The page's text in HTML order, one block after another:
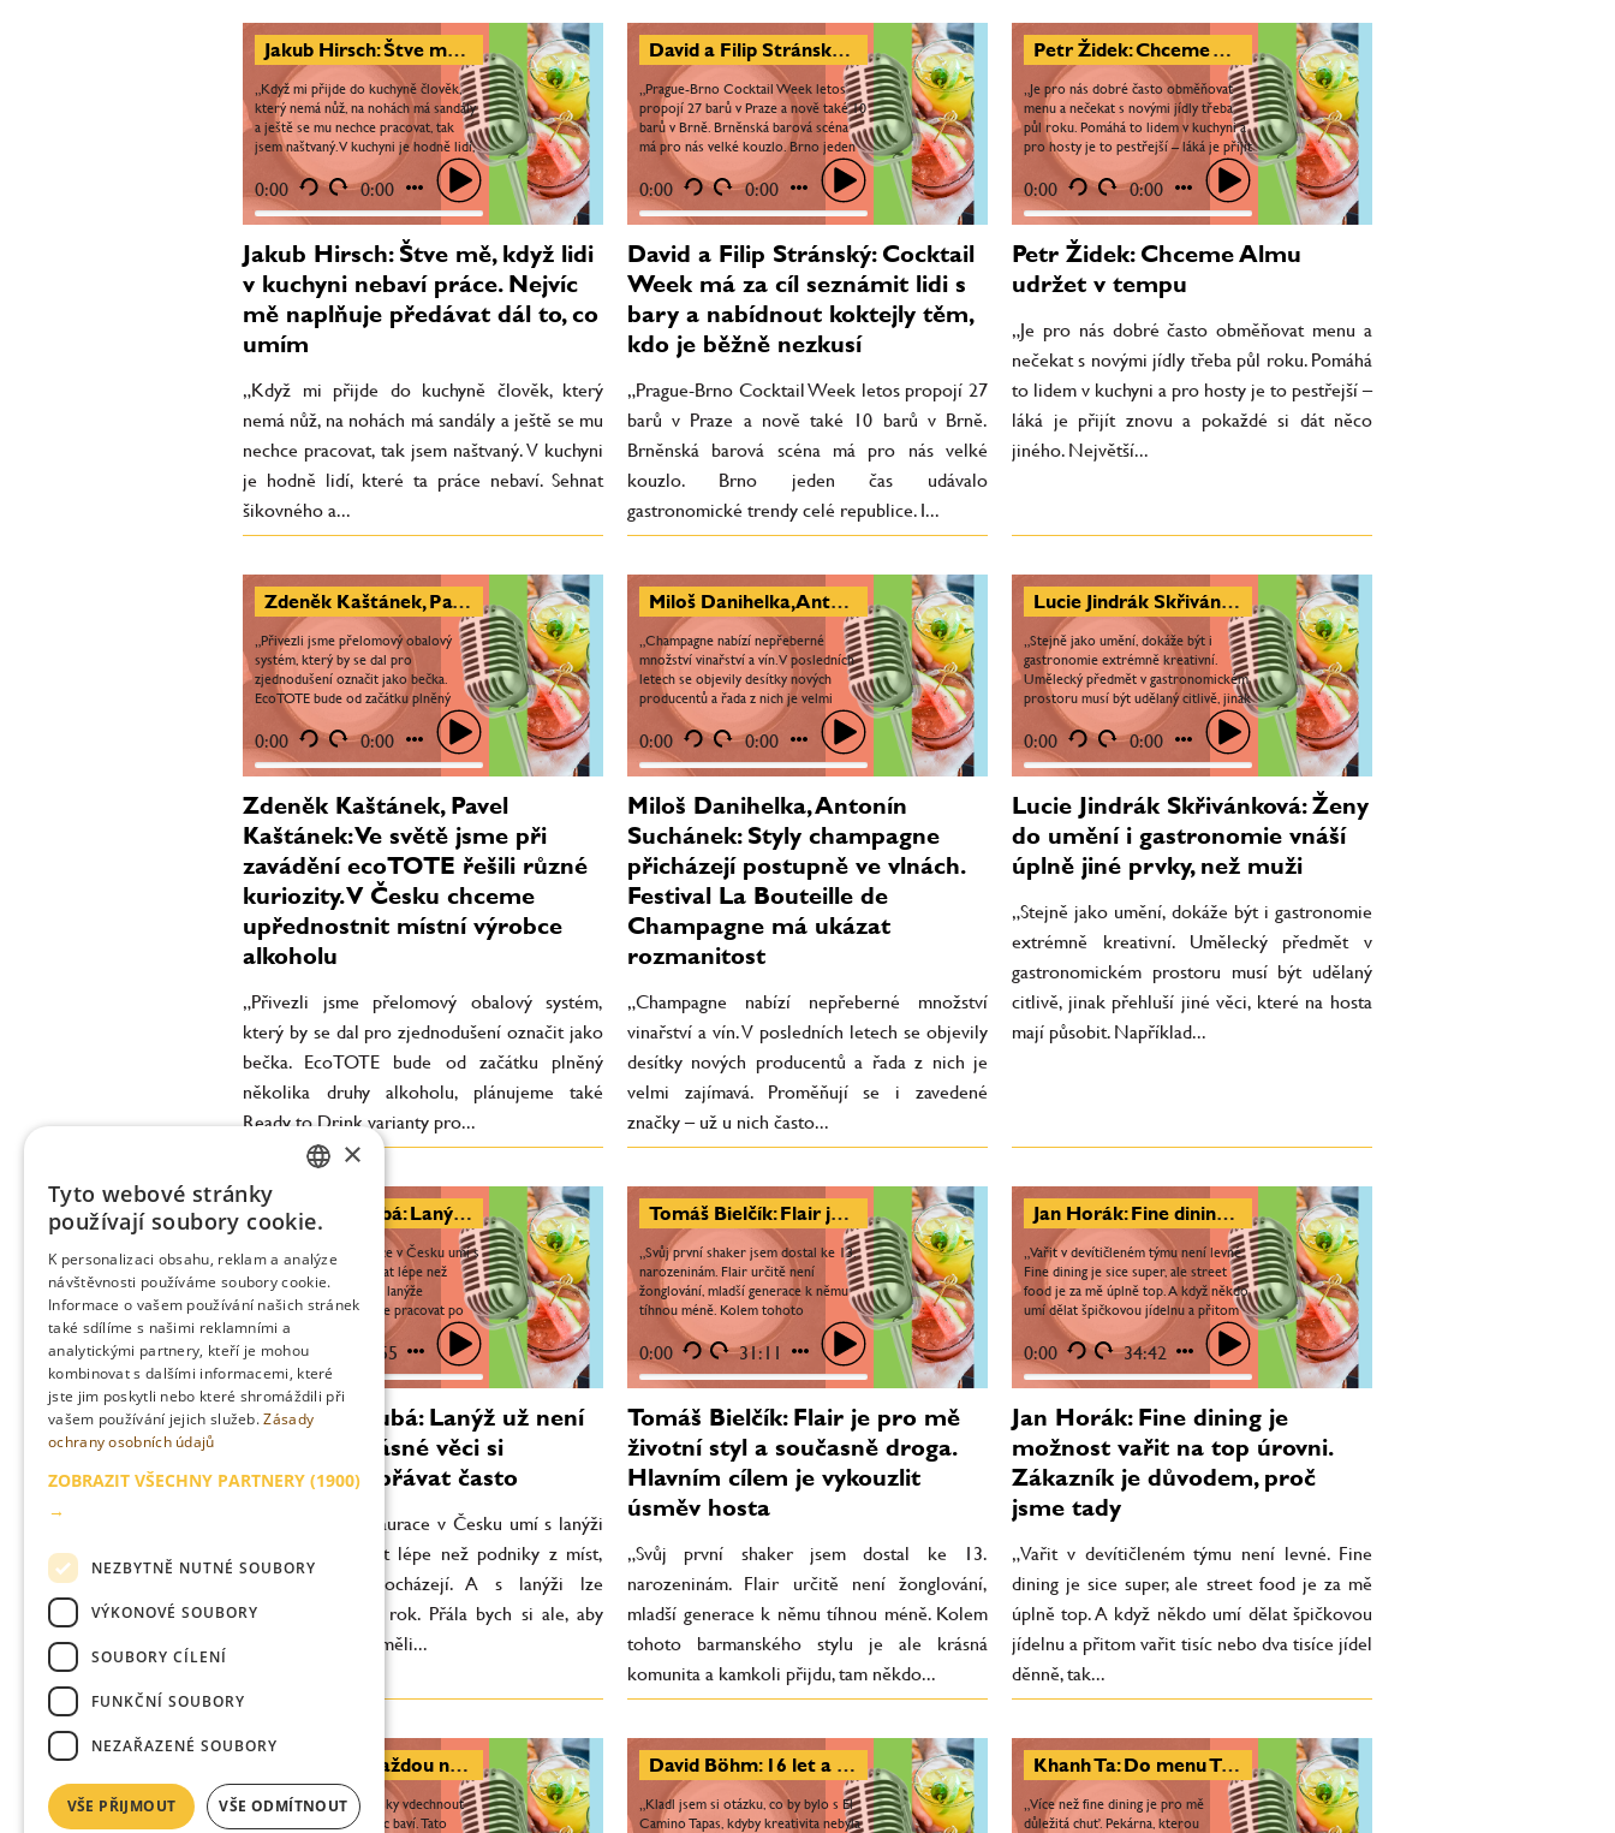
Jakub Hirsch: Štve mě, když lidi v kuchyni nebaví práce. Nejvíc mě naplňuje předávat dál to, co umím
„Když mi přijde do kuchyně člověk,
který nemá nůž, na nohách má sandály
a ještě se mu nechce pracovat, tak
jsem naštvaný. V kuchyni je hodně lidí,
které ta práce nebaví. Sehnat
šikovného a...
0:00 0:00
Jakub Hirsch: Štve mě, když lidi
v kuchyni nebaví práce. Nejvíc
mě naplňuje předávat dál to, co
umím
„Když mi přijde do kuchyně člověk, který
nemá nůž, na nohách má sandály a ještě se mu
nechce pracovat, tak jsem naštvaný. V kuchyni
je hodně lidí, které ta práce nebaví. Sehnat
šikovného a...
David a Filip Stránský: Cocktail Week má za cíl seznámit lidi s bary a nabídnout koktejly těm, kdo je běžně nezkusí
„Prague-Brno Cocktail Week letos
propojí 27 barů v Praze a nově také 10
barů v Brně. Brněnská barová scéna
má pro nás velké kouzlo. Brno jeden
čas udávalo gastronomické trendy celé
republice. I...
0:00 0:00
David a Filip Stránský: Cocktail
Week má za cíl seznámit lidi s
bary a nabídnout koktejly těm,
kdo je běžně nezkusí
„Prague-Brno Cocktail Week letos propojí 27
barů v Praze a nově také 10 barů v Brně.
Brněnská barová scéna má pro nás velké
kouzlo. Brno jeden čas udávalo
gastronomické trendy celé republice. I...
Petr Židek: Chceme Almu udržet v tempu
„Je pro nás dobré často obměňovat
menu a nečekat s novými jídly třeba
půl roku. Pomáhá to lidem v kuchyni a
pro hosty je to pestřejší – láká je přijít
znovu a pokaždé si dát něco jiného.
Největší...
0:00 0:00
Petr Židek: Chceme Almu
udržet v tempu
„Je pro nás dobré často obměňovat menu a
nečekat s novými jídly třeba půl roku. Pomáhá
to lidem v kuchyni a pro hosty je to pestřejší –
láká je přijít znovu a pokaždé si dát něco
jiného. Největší...
Zdeněk Kaštánek, Pavel Kaštánek: Ve světě jsme při zavádění ecoTOTE řešili různé kuriozity. V Česku chceme upřednostnit místní výrobce alkoholu
„Přivezli jsme přelomový obalový
systém, který by se dal pro
zjednodušení označit jako bečka.
EcoTOTE bude od začátku plněný
několika druhy alkoholu, plánujeme
také Ready to Drink varianty pro...
0:00 0:00
Zdeněk Kaštánek, Pavel
Kaštánek: Ve světě jsme při
zavádění ecoTOTE řešili různé
kuriozity. V Česku chceme
upřednostnit místní výrobce
alkoholu
„Přivezli jsme přelomový obalový systém,
který by se dal pro zjednodušení označit jako
bečka. EcoTOTE bude od začátku plněný
několika druhy alkoholu, plánujeme také
Ready to Drink varianty pro...
Miloš Danihelka, Antonín Suchánek: Styly champagne přicházejí postupně ve vlnách. Festival La Bouteille de Champagne má ukázat rozmanitost
„Champagne nabízí nepřeberné
množství vinařství a vín. V posledních
letech se objevily desítky nových
producentů a řada z nich je velmi
zajímavá. Proměňují se i zavedené
značky – už u nich často...
0:00 0:00
Miloš Danihelka, Antonín
Suchánek: Styly champagne
přicházejí postupně ve vlnách.
Festival La Bouteille de
Champagne má ukázat
rozmanitost
„Champagne nabízí nepřeberné množství
vinařství a vín. V posledních letech se objevily
desítky nových producentů a řada z nich je
velmi zajímavá. Proměňují se i zavedené
značky – už u nich často...
Lucie Jindrák Skřivánková: Ženy do umění i gastronomie vnáší úplně jiné prvky, než muži
„Stejně jako umění, dokáže být i
gastronomie extrémně kreativní.
Umělecký předmět v gastronomickém
prostoru musí být udělaný citlivě, jinak
přehluší jiné věci, které na hosta mají
působit. Například...
0:00 0:00
Lucie Jindrák Skřivánková: Ženy
do umění i gastronomie vnáší
úplně jiné prvky, než muži
„Stejně jako umění, dokáže být i gastronomie
extrémně kreativní. Umělecký předmět v
gastronomickém prostoru musí být udělaný
citlivě, jinak přehluší jiné věci, které na hosta
mají působit. Například...
Markéta Hrubá: Lanýž už není jen luxus, krásné věci si můžeme dopřávat často
„Stává se, že restaurace v Česku umí s
lanýži na menu pracovat lépe než
podniky z míst, odkud lanýže
pocházejí. A s lanýži lze pracovat po
celý rok. Přála bych si ale, aby kuchaři
lépe rozuměli...
0:00 40:55
Markéta Hrubá: Lanýž už není
jen luxus, krásné věci si
můžeme dopřávat často
„Stává se, že restaurace v Česku umí s lanýži
na menu pracovat lépe než podniky z míst,
odkud lanýže pocházejí. A s lanýži lze
pracovat po celý rok. Přála bych si ale, aby
kuchaři lépe rozuměli...
Tomáš Bielčík: Flair je pro mě životní styl a současně droga. Hlavním cílem je vykouzlit úsměv hosta
„Svůj první shaker jsem dostal ke 13.
narozeninám. Flair určitě není
žonglování, mladší generace k němu
tíhnou méně. Kolem tohoto
barmanského stylu je ale krásná
komunita a kamkoli přijdu, tam
někdo...
0:00 31:11
Tomáš Bielčík: Flair je pro mě
životní styl a současně droga.
Hlavním cílem je vykouzlit
úsměv hosta
„Svůj první shaker jsem dostal ke 13.
narozeninám. Flair určitě není žonglování,
mladší generace k němu tíhnou méně. Kolem
tohoto barmanského stylu je ale krásná
komunita a kamkoli přijdu, tam někdo...
Jan Horák: Fine dining je možnost vařit na top úrovni. Zákazník je důvodem, proč jsme tady
„Vařit v devítičleném týmu není levné.
Fine dining je sice super, ale street
food je za mě úplně top. A když někdo
umí dělat špičkovou jídelnu a přitom
vařit tisíc nebo dva tisíce jídel děnně,
tak...
0:00 34:42
Jan Horák: Fine dining je
možnost vařit na top úrovni.
Zákazník je důvodem, proč
jsme tady
„Vařit v devítičleném týmu není levné. Fine
dining je sice super, ale street food je za mě
úplně top. A když někdo umí dělat špičkovou
jídelnu a přitom vařit tisíc nebo dva tisíce jídel
děnně, tak...
Filip Bureš: Každou noc se svojí prací za barem připravuješ na Nikka Perfect Serve
„Japonci dokázali whisky vdechnout
svou duši, a to mě moc baví. Tato
David Böhm: 16 let a 1600 jídel na menu, která se nezopakovala. Textura a kontrast hrají obrovskou roli
„Kladl jsem si otázku, co by bylo s El
Camino Tapas, kdyby kreativita nebyla
Khanh Ta: Do menu Tara přepisuji vzpomínky z dětství. Sapa by jednou mohla vypadat jako Manifesto market
„Více než fine dining je pro mě
důležitá chuť. Pekárna, kterou
ENGLISH
×
Tyto webové stránky
používají soubory cookie.
K personalizaci obsahu, reklam a analýze
návštěvnosti používáme soubory cookie.
Informace o vašem používání našich stránek
také sdílíme s našimi reklamními a
analytickými partnery, kteří je mohou
kombinovat s dalšími informacemi, které
jste jim poskytli nebo které shromáždili při
vašem používání jejich služeb.Zásady
ochrany osobních údajů
ZOBRAZIT VŠECHNY PARTNERY (1900)
→
NEZBYTNĚ NUTNÉ SOUBORY
VÝKONOVÉ SOUBORY
SOUBORY CÍLENÍ
FUNKČNÍ SOUBORY
NEZAŘAZENÉ SOUBORY
VŠE PŘIJMOUT VŠE ODMÍTNOUT